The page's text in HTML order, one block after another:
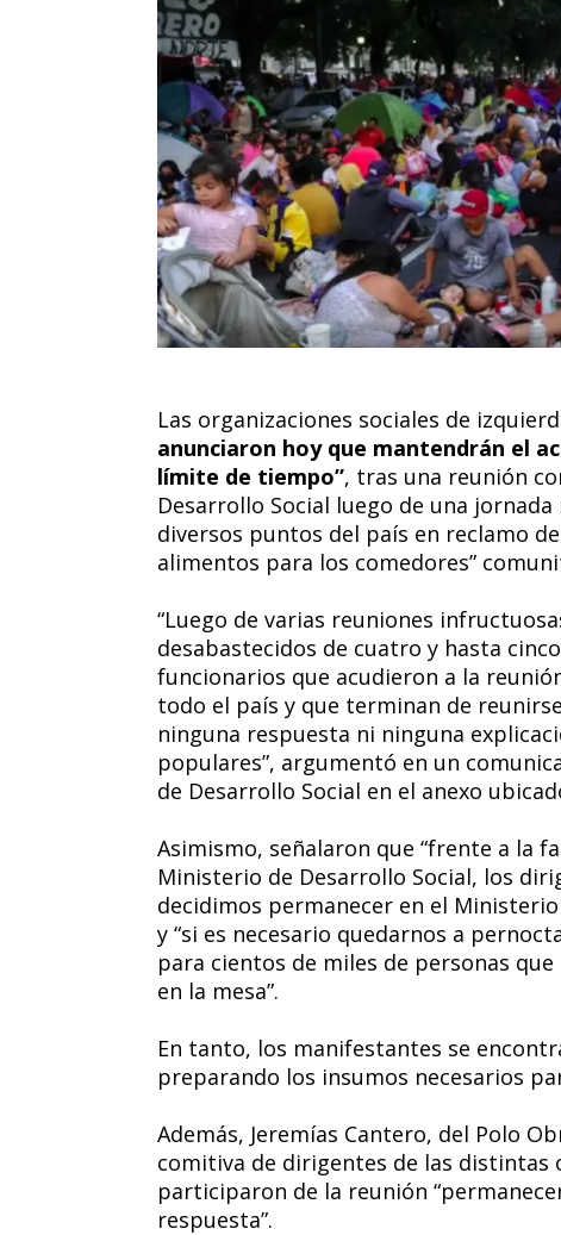
Las organizaciones sociales de
anunciaron hoy que mantendrán el
límite de tiempo”, tras una reunión
Desarrollo Social luego de una
diversos puntos del país en reclamo
alimentos para los comedores”
“Luego de varias reuniones
desabastecidos de cuatro y hasta
funcionarios que acudieron a la
todo el país y que terminan de
ninguna respuesta ni ninguna
populares”, argumentó en un
de Desarrollo Social en el anexo
Asimismo, señalaron que “frente a la
Ministerio de Desarrollo Social, los
decidimos permanecer en el
y “si es necesario quedarnos a
para cientos de miles de personas
en la mesa”.
En tanto, los manifestantes se
preparando los insumos necesarios
Además, Jeremías Cantero, del Polo
comitiva de dirigentes de las distintas
participaron de la reunión
respuesta”.